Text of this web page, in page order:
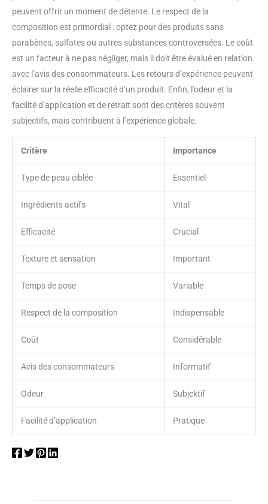
Scientifiquement formulé
pour soulager la peau
collagène améliore la
force de la barrière
cutanée, emprisonnant
efficacement l'humidité
tout en maintenant un
niveau de sébum
d'obtenir une peau
visiblement plus
lumineuse et plus
hydratée, sans plaques
rugueuses. 🌙360-Degree
Application for Flawless
l'ensemble du visage,
négligée, offrant une
hydratation optimale et un
peuvent offrir un moment de détente. Le respect de la
composition est primordial : optez pour des produits sans
parabènes, sulfates ou autres substances controversées. Le coût
est un facteur à ne pas négliger, mais il doit être évalué en relation
avec l’avis des consommateurs. Les retours d’expérience peuvent
éclairer sur la réelle efficacité d’un produit. Enfin, l’odeur et la
facilité d’application et de retrait sont des critères souvent
subjectifs, mais contribuent à l’expérience globale.
Critère Importance
Type de peau ciblée Essentiel
Ingrédients actifs Vital
Efficacité Crucial
Texture et sensation Important
Temps de pose Variable
Respect de la composition Indispensable
Coût Considérable
Avis des consommateurs Informatif
Odeur Subjektif
Facilité d’application Pratique